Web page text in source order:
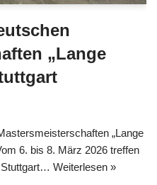
„Lange
„Lange
6. bis 8. März 2026 treffen
Weiterlesen »